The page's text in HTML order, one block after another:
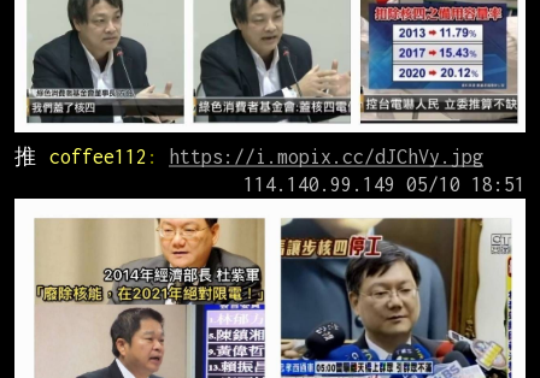
推 coffee112 :
https://i.mopix.cc/dJChVy.jpg